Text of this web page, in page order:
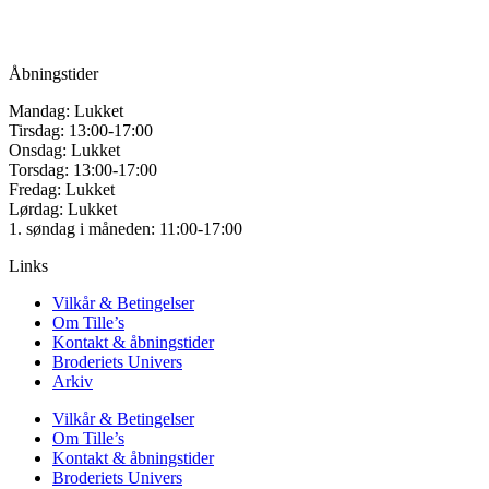
Åbningstider
Mandag: Lukket
Tirsdag: 13:00-17:00
Onsdag: Lukket
Torsdag: 13:00-17:00
Fredag: Lukket
Lørdag: Lukket
1. søndag i måneden: 11:00-17:00
Links
Vilkår & Betingelser
Om Tille’s
Kontakt & åbningstider
Broderiets Univers
Arkiv
Vilkår & Betingelser
Om Tille’s
Kontakt & åbningstider
Broderiets Univers